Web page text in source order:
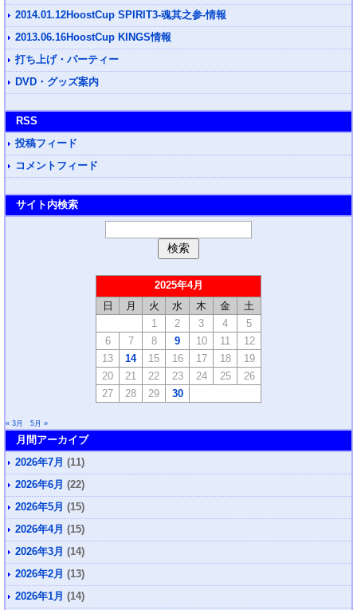
2014.01.12HoostCup SPIRIT3-魂其之参-情報
2013.06.16HoostCup KINGS情報
打ち上げ・パーティー
DVD・グッズ案内
RSS
投稿フィード
コメントフィード
サイト内検索
2025年4月
日 月 火 水 木 金
土
1
2 3 4
5
6
7 8 9 10 11
12
13
14 15 16 17 18
19
20
21 22 23 24 25
26
27
28 29 30
« 3月 5月 »
月間アーカイブ
2026年7月 (11)
2026年6月 (22)
2026年5月 (15)
2026年4月 (15)
2026年3月 (14)
2026年2月 (13)
2026年1月 (14)